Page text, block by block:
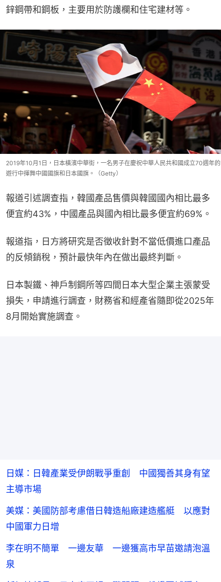
鋅鋼帶和鋼板，主要用於防護欄和住宅建材等。
2019年10月1日，日本橫濱中華街，一名男子在慶祝中華人民共和國成立70週年的
遊行中揮舞中國國旗和日本國旗。（Getty）
報道引述調查指，韓國產品售價與韓國國內相比最多
便宜約43%，中國產品與國內相比最多便宜約69%。
報道指，日方將研究是否徵收針對不當低價進口產品
的反傾銷稅，預計最快年內在做出最終判斷。
日本製鐵、神戶制鋼所等四間日本大型企業主張蒙受
損失，申請進行調查，財務省和經產省隨即從2025年
8月開始實施調查。
日媒：日韓產業受伊朗戰爭重創 中國獨善其身有望
主導市場
美媒：美國防部考慮借日韓造船廠建造艦艇 以應對
中國軍力日增
李在明不簡單 一邊友華 一邊獲高市早苗邀請泡溫
泉